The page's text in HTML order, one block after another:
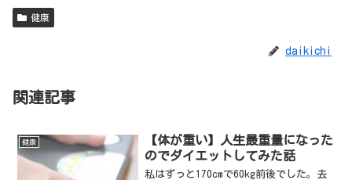
健康
daikichi
関連記事
健康
【体が重い】人生最重量になった
のでダイエットしてみた話
私はずっと170cmで60kg前後でした。去